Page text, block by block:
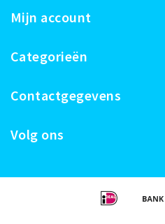
Mijn account
Categorieën
Contactgegevens
Volg ons